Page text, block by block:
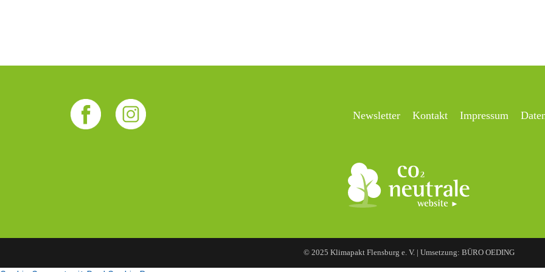
Newsletter Kontakt Impressum
© 2025 Klimapakt Flensburg e. V. | Umsetzung: BÜRO OEDING